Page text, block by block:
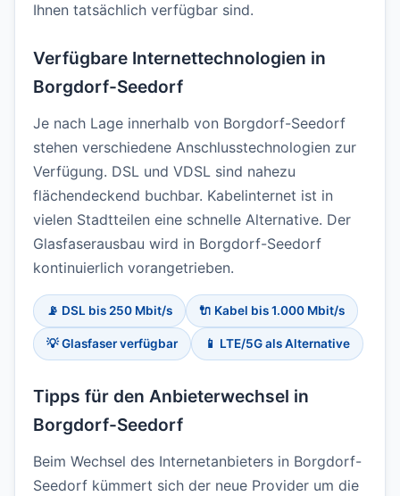
Ihnen tatsächlich verfügbar sind.
Verfügbare Internettechnologien in
Borgdorf-Seedorf
Je nach Lage innerhalb von Borgdorf-Seedorf
stehen verschiedene Anschlusstechnologien zur
Verfügung. DSL und VDSL sind nahezu
flächendeckend buchbar. Kabelinternet ist in
vielen Stadtteilen eine schnelle Alternative. Der
Glasfaserausbau wird in Borgdorf-Seedorf
kontinuierlich vorangetrieben.
📡 DSL bis 250 Mbit/s 🔌 Kabel bis 1.000 Mbit/s
💡 Glasfaser verfügbar 📱 LTE/5G als Alternative
Tipps für den Anbieterwechsel in
Borgdorf-Seedorf
Beim Wechsel des Internetanbieters in Borgdorf-
Seedorf kümmert sich der neue Provider um die